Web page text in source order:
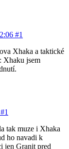
#1
Xhaka a taktické
Xhaku jsem
#1
tak muze i Xhaka
ho navadi k
jen Granit pred